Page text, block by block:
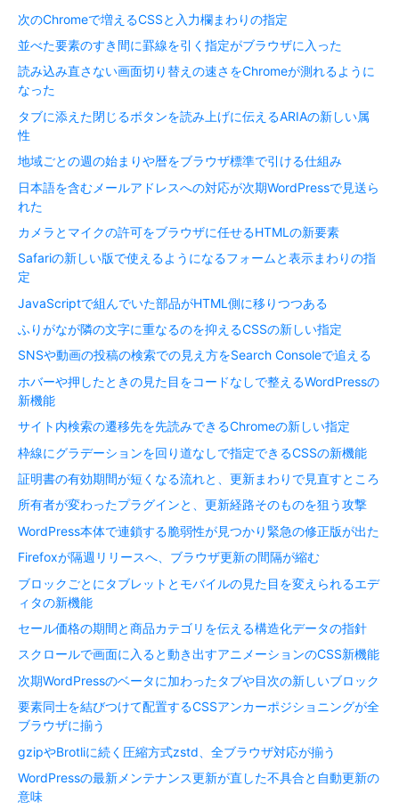
次のChromeで増えるCSSと入力欄まわりの指定
並べた要素のすき間に罫線を引く指定がブラウザに入った
読み込み直さない画面切り替えの速さをChromeが測れるように
なった
タブに添えた閉じるボタンを読み上げに伝えるARIAの新しい属
性
地域ごとの週の始まりや暦をブラウザ標準で引ける仕組み
日本語を含むメールアドレスへの対応が次期WordPressで見送ら
れた
カメラとマイクの許可をブラウザに任せるHTMLの新要素
Safariの新しい版で使えるようになるフォームと表示まわりの指
定
JavaScriptで組んでいた部品がHTML側に移りつつある
ふりがなが隣の文字に重なるのを抑えるCSSの新しい指定
SNSや動画の投稿の検索での見え方をSearch Consoleで追える
ホバーや押したときの見た目をコードなしで整えるWordPressの
新機能
サイト内検索の遷移先を先読みできるChromeの新しい指定
枠線にグラデーションを回り道なしで指定できるCSSの新機能
証明書の有効期間が短くなる流れと、更新まわりで見直すところ
所有者が変わったプラグインと、更新経路そのものを狙う攻撃
WordPress本体で連鎖する脆弱性が見つかり緊急の修正版が出た
Firefoxが隔週リリースへ、ブラウザ更新の間隔が縮む
ブロックごとにタブレットとモバイルの見た目を変えられるエデ
ィタの新機能
セール価格の期間と商品カテゴリを伝える構造化データの指針
スクロールで画面に入ると動き出すアニメーションのCSS新機能
次期WordPressのベータに加わったタブや目次の新しいブロック
要素同士を結びつけて配置するCSSアンカーポジショニングが全
ブラウザに揃う
gzipやBrotliに続く圧縮方式zstd、全ブラウザ対応が揃う
WordPressの最新メンテナンス更新が直した不具合と自動更新の
意味